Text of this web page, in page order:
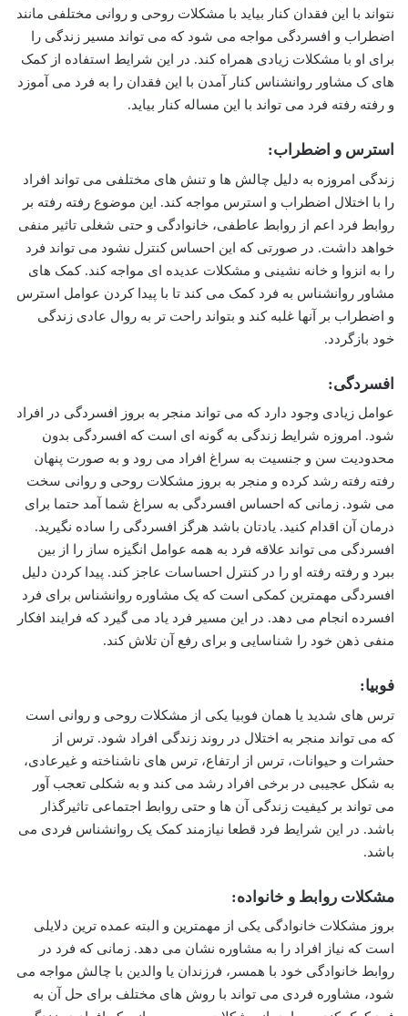
نتواند با این فقدان کنار بیاید با مشکلات روحی و روانی مختلفی مانند
اضطراب و افسردگی مواجه می شود که می تواند مسیر زندگی را
برای او با مشکلات زیادی همراه کند. در این شرایط استفاده از کمک
های ک مشاور روانشناس کنار آمدن با این فقدان را به فرد می آموزد
و رفته رفته فرد می تواند با این مساله کنار بیاید.
استرس و اضطراب:
زندگی امروزه به دلیل چالش ها و تنش های مختلفی می تواند افراد
را با اختلال اضطراب و استرس مواجه کند. این موضوع رفته رفته بر
روابط فرد اعم از روابط عاطفی، خانوادگی و حتی شغلی تاثیر منفی
خواهد داشت. در صورتی که این احساس کنترل نشود می تواند فرد
را به انزوا و خانه نشینی و مشکلات عدیده ای مواجه کند. کمک های
مشاور روانشناس به فرد کمک می کند تا با پیدا کردن عوامل استرس
و اضطراب بر آنها غلبه کند و بتواند راحت تر به روال عادی زندگی
خود بازگردد.
افسردگی:
عوامل زیادی وجود دارد که می تواند منجر به بروز افسردگی در افراد
شود. امروزه شرایط زندگی به گونه ای است که افسردگی بدون
محدودیت سن و جنسیت به سراغ افراد می رود و به صورت پنهان
رفته رفته رشد کرده و منجر به بروز مشکلات روحی و روانی سخت
می شود. زمانی که احساس افسردگی به سراغ شما آمد حتما برای
درمان آن اقدام کنید. یادتان باشد هرگز افسردگی را ساده نگیرید.
افسردگی می تواند علاقه فرد به همه عوامل انگیزه ساز را از بین
ببرد و رفته رفته او را در کنترل احساسات عاجز کند. پیدا کردن دلیل
افسردگی مهمترین کمکی است که یک مشاوره روانشناس برای فرد
افسرده انجام می دهد. در این مسیر فرد یاد می گیرد که فرایند افکار
منفی ذهن خود را شناسایی و برای رفع آن تلاش کند.
فوبیا:
ترس های شدید یا همان فوبیا یکی از مشکلات روحی و روانی است
که می تواند منجر به اختلال در روند زندگی افراد شود. ترس از
حشرات و حیوانات، ترس از ارتفاع، ترس های ناشناخته و غیرعادی،
به شکل عجیبی در برخی افراد رشد می کند و به شکلی تعجب آور
می تواند بر کیفیت زندگی آن ها و حتی روابط اجتماعی تاثیرگذار
باشد. در این شرایط فرد قطعا نیازمند کمک یک روانشناس فردی می
باشد.
مشکلات روابط و خانواده:
بروز مشکلات خانوادگی یکی از مهمترین و البته عمده ترین دلایلی
است که نیاز افراد را به مشاوره نشان می دهد. زمانی که فرد در
روابط خانوادگی خود با همسر، فرزندان یا والدین با چالش مواجه می
شود، مشاوره فردی می تواند با روش های مختلف برای حل آن به